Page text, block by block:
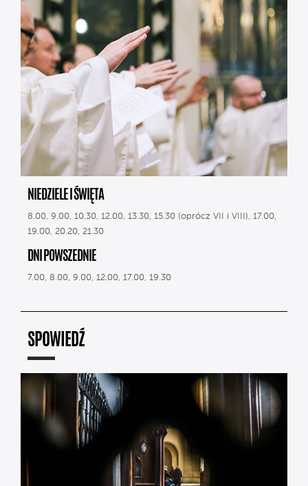
NIEDZIELE I ŚWIĘTA
8.00, 9.00, 10.30, 12.00, 13.30, 15.30 (oprócz VII i VIII), 17.00,
19.00, 20.20, 21.30
DNI POWSZEDNIE
7.00, 8.00, 9.00, 12.00, 17.00, 19.30
SPOWIEDŹ